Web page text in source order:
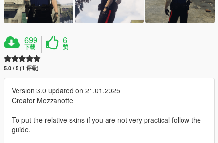
699
下载
6
赞
5.0 / 5 (1 评级)
Version 3.0 updated on 21.01.2025
Creator Mezzanotte
To put the relative skins if you are not very practical follow the
guide.